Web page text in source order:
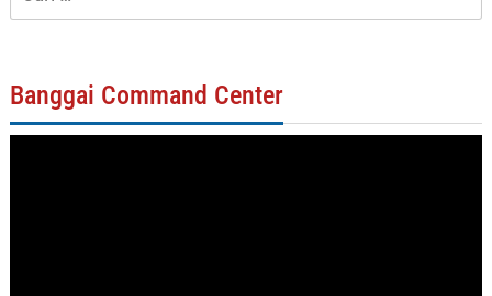
untuk:
Banggai Command Center